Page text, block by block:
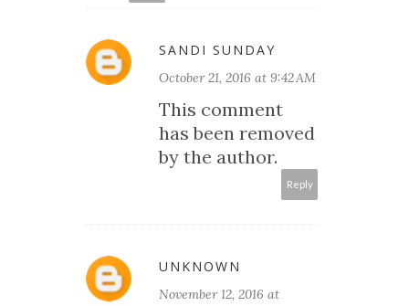
SANDI SUNDAY
October 21, 2016 at 9:42 AM
This comment
has been removed
by the author.
Reply
UNKNOWN
November 12, 2016 at